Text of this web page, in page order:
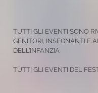
TUTTI GLI EVENTI SONO
GENITORI, INSEGNANTI E
DELL’INFANZIA
TUTTI GLI EVENTI DEL